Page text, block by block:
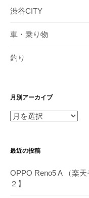
渋谷CITY
車・乗り物
釣り
月別アーカイブ
月
ー
イ
ブ
最近の投稿
OPPO Reno5 A （楽
２】